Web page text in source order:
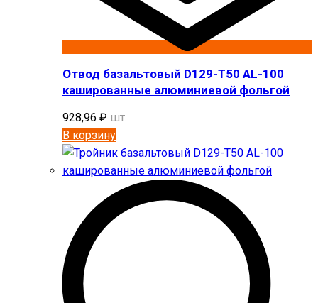
Отвод базальтовый D129-T50 AL-100
кашированные алюминиевой фольгой
928,96 ₽ шт.
В корзину